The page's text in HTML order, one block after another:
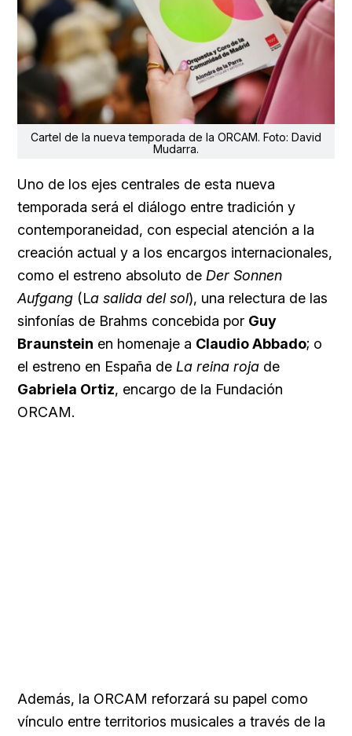
Cartel de la nueva temporada de la ORCAM. Foto: David
Mudarra.
Uno de los ejes centrales de esta nueva
temporada será el diálogo entre tradición y
contemporaneidad, con especial atención a la
creación actual y a los encargos internacionales,
como el estreno absoluto de Der Sonnen
Aufgang (La salida del sol), una relectura de las
sinfonías de Brahms concebida por Guy
Braunstein en homenaje a Claudio Abbado; o
el estreno en España de La reina roja de
Gabriela Ortiz, encargo de la Fundación
ORCAM.
Además, la ORCAM reforzará su papel como
vínculo entre territorios musicales a través de la